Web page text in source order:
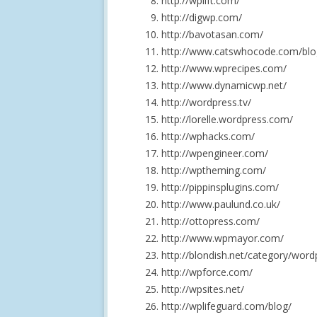
http://digwp.com/
http://bavotasan.com/
http://www.catswhocode.com/
http://www.wprecipes.com/
http://www.dynamicwp.net/
http://wordpress.tv/
http://lorelle.wordpress.com/
http://wphacks.com/
http://wpengineer.com/
http://wptheming.com/
http://pippinsplugins.com/
http://www.paulund.co.uk/
http://ottopress.com/
http://www.wpmayor.com/
http://blondish.net/category/
http://wpforce.com/
http://wpsites.net/
http://wplifeguard.com/blog/